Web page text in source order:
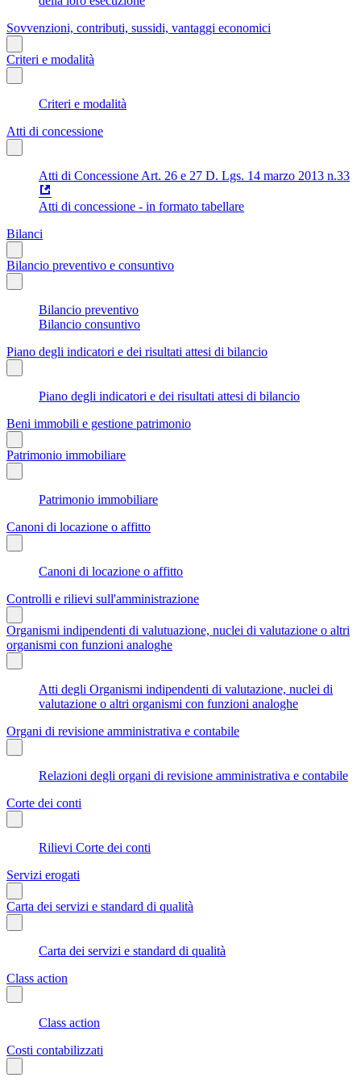
Sovvenzioni, contributi, sussidi, vantaggi economici
Criteri e modalità
Criteri e modalità
Atti di concessione
Atti di Concessione Art. 26 e 27 D. Lgs. 14 marzo 2013 n.33
Atti di concessione - in formato tabellare
Bilanci
Bilancio preventivo e consuntivo
Bilancio preventivo
Bilancio consuntivo
Piano degli indicatori e dei risultati attesi di bilancio
Piano degli indicatori e dei risultati attesi di bilancio
Beni immobili e gestione patrimonio
Patrimonio immobiliare
Patrimonio immobiliare
Canoni di locazione o affitto
Canoni di locazione o affitto
Controlli e rilievi sull'amministrazione
Organismi indipendenti di valutuazione, nuclei di valutazione o altri
organismi con funzioni analoghe
Atti degli Organismi indipendenti di valutazione, nuclei di
valutazione o altri organismi con funzioni analoghe
Organi di revisione amministrativa e contabile
Relazioni degli organi di revisione amministrativa e contabile
Corte dei conti
Rilievi Corte dei conti
Servizi erogati
Carta dei servizi e standard di qualità
Carta dei servizi e standard di qualità
Class action
Class action
Costi contabilizzati